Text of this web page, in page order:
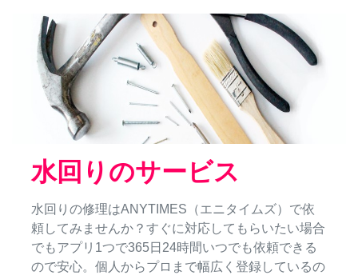
水回りのサービス
水回りの修理はANYTIMES（エニタイムズ）で依
頼してみませんか？すぐに対応してもらいたい場合
でもアプリ1つで365日24時間いつでも依頼できる
ので安心。個人からプロまで幅広く登録しているの